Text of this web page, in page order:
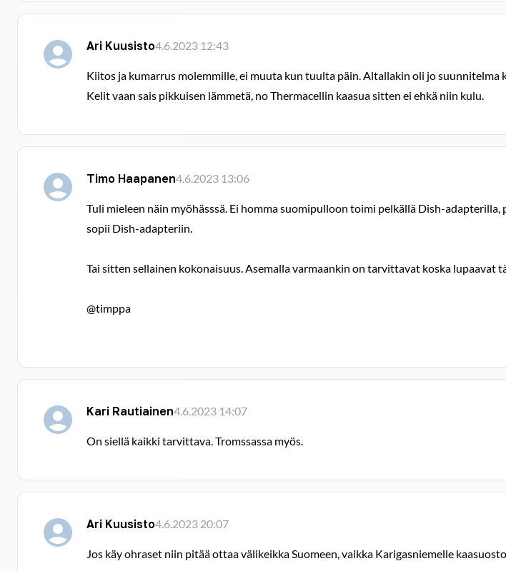
Ari Kuusisto4.6.2023 12:43
Kiitos ja kumarrus molemmille, ei muuta kun tuulta päin. Altallakin oli jo suunnitelma
Kelit vaan sais pikkuisen lämmetä, no Thermacellin kaasua sitten ei ehkä niin kulu.
Timo Haapanen4.6.2023 13:06
Tuli mieleen näin myöhässsä. Ei homma suomipulloon toimi pelkällä Dish-
sopii Dish-adapteriin.
Tai sitten sellainen kokonaisuus. Asemalla varmaankin on tarvittavat koska lupaavat
@timppa
Kari Rautiainen4.6.2023 14:07
On siellä kaikki tarvittava. Tromssassa myös.
Ari Kuusisto4.6.2023 20:07
Jos käy ohraset niin pitää ottaa välikeikka Suomeen, vaikka Karigasniemelle